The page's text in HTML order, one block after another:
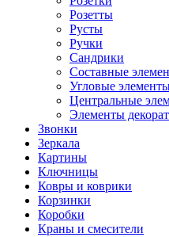
Розетты
Русты
Ручки
Сандрики
Составные
Угловые
Центральные
Элементы
Звонки
Зеркала
Картины
Ключницы
Ковры и коврики
Корзинки
Коробки
Краны и смесители